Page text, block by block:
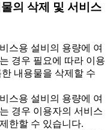
의 삭제 및 서비스
스용 설비의 용량에 여
경우 필요에 따라 이용
내용물을 삭제할 수
스용 설비의 용량에 여
경우 이용자의 서비스
한할 수 있습니다.